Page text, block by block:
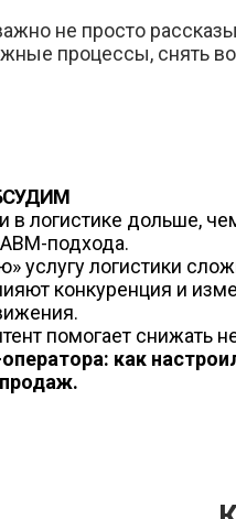
не просто
процессы, снять
в логистике дольше,
подхода.
услугу логистики
конкуренция и
помогает снижать
как